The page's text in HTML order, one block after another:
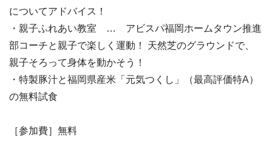
についてアドバイス！
・親子ふれあい教室 … アビスパ福岡ホームタウン推進
部コーチと親子で楽しく運動！ 天然芝のグラウンドで、
親子そろって身体を動かそう！
・特製豚汁と福岡県産米「元気つくし」（最高評価特A）
の無料試食
［参加費］無料